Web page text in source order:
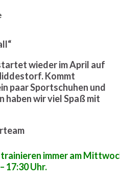
wieder im April auf
Kommt
paar Sportschuhen und
haben wir viel Spaß mit
immer am
17:30 Uhr.